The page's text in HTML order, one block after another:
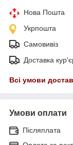
Нова Пошта
Укрпошта
Самовивіз
Доставка
Всі умови
Умови оплати
Післяплата